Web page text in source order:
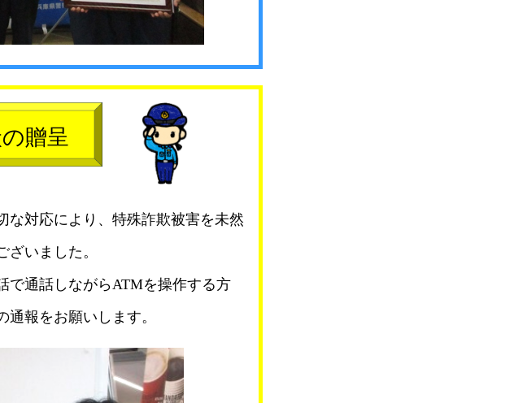
贈呈
対応により、特殊詐欺被害を未然
いました。
通話しながらATMを操作する方
報をお願いします。